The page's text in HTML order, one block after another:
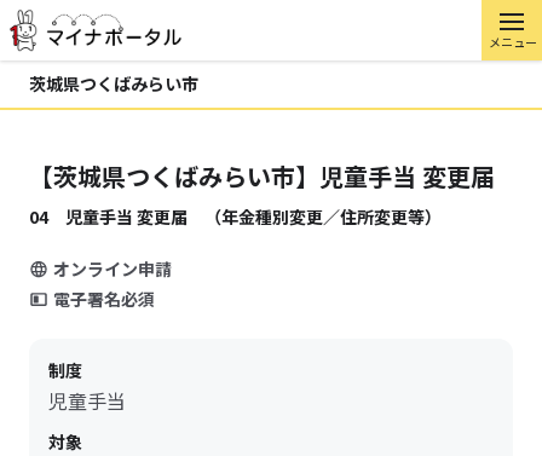
メニュー
茨城県つくばみらい市
【茨城県つくばみらい市】児童手当 変更届
04 児童手当 変更届 （年金種別変更／住所変更等）
オンライン申請
電子署名必須
制度
児童手当
対象